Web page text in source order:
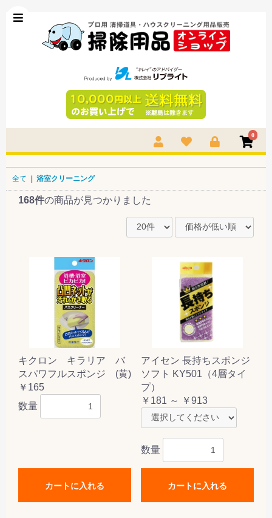
0
全て | 浴室クリーニング
168件の商品が見つかりました
キクロン キラリア バ
スパワフルスポンジ (黄)
￥165
数量
カートに入れる
アイセン 長持ちスポンジ
ソフト KY501（4層タイ
プ）
￥181 ～ ￥913
数量
カートに入れる